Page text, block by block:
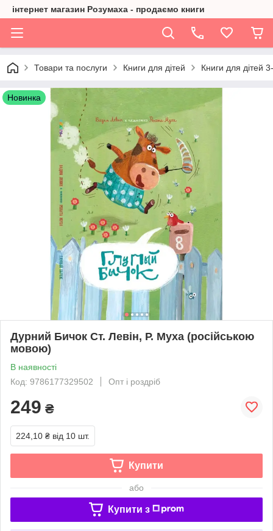
інтернет магазин Розумаха - продаємо книги
Товари та послуги Книги для дітей Книги для дітей
Новинка
Дурний Бичок Ст. Левін, Р. Муха (російською
мовою)
В наявності
Код: 9786177329502
Опт і роздріб
249 ₴
224,10 ₴ від 10 шт.
Купити
або
Купити з